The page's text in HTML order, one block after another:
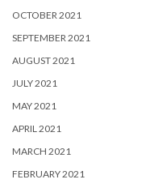
OCTOBER 2021
SEPTEMBER 2021
AUGUST 2021
JULY 2021
MAY 2021
APRIL 2021
MARCH 2021
FEBRUARY 2021